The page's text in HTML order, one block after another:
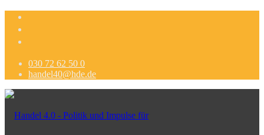
030 72 62 50 0
handel40@hde.de